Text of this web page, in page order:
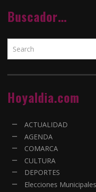
Buscador…
Hoyaldia.com
ACTUALIDAD
AGENDA
COMARCA
CULTURA
DEPORTES
Elecciones